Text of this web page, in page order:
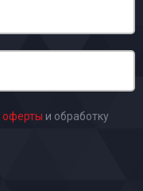
оферты и обработку